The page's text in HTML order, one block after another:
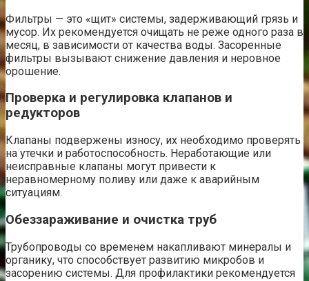
Фильтры — это «щит» системы, задерживающий грязь и
мусор. Их рекомендуется очищать не реже одного раза в
месяц, в зависимости от качества воды. Засоренные
фильтры вызывают снижение давления и неровное
орошение.
Проверка и регулировка клапанов и
редукторов
Клапаны подвержены износу, их необходимо проверять
на утечки и работоспособность. Неработающие или
неисправные клапаны могут привести к
неравномерному поливу или даже к аварийным
ситуациям.
Обеззараживание и очистка труб
Трубопроводы со временем накапливают минералы и
органику, что способствует развитию микробов и
засорению системы. Для профилактики рекомендуется